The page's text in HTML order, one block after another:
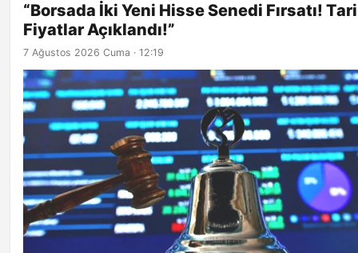
“Borsada İki Yeni Hisse Senedi Fırsatı!
Fiyatlar Açıklandı!”
7 Ağustos 2026 Cuma · 12:19